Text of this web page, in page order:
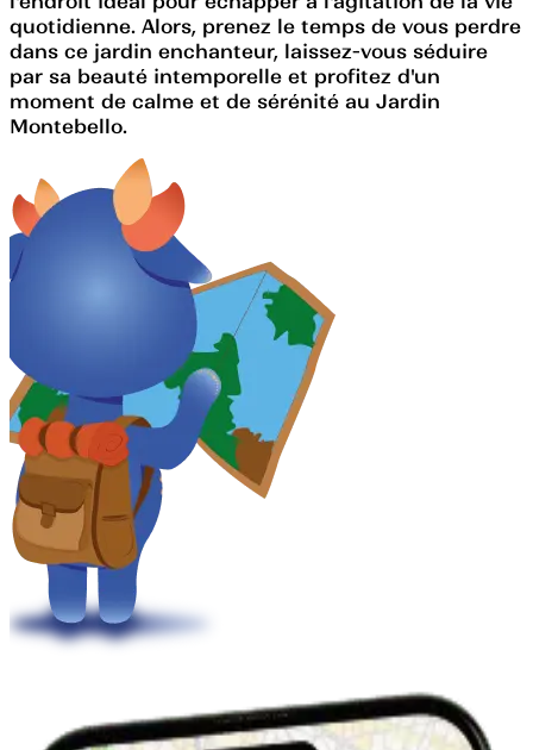
quotidienne. Alors, prenez le temps de vous perdre
dans ce jardin enchanteur, laissez-vous séduire
par sa beauté intemporelle et profitez d'un
moment de calme et de sérénité au Jardin
Montebello.